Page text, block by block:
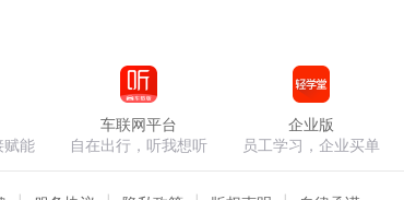
赋能
车联网平台
自在出行，听我想听
企业版
员工学习，企业买单